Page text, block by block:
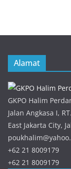
Alamat
GKPO Halim
Jalan Angkasa I,
East Jakarta City,
+62 21 8009179
+62 21 8009179